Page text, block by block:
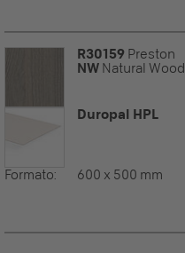
R30159 Preston
NW Natural Wood
Duropal HPL
Formato: 600 x 500 mm